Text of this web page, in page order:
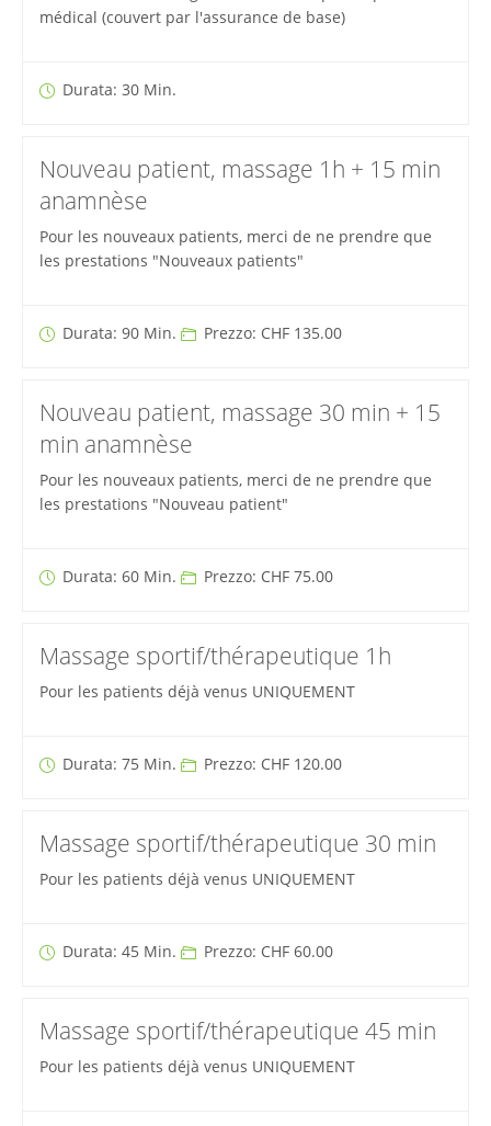
médical (couvert par l'assurance de base)
Durata: 30 Min.
Nouveau patient, massage 1h + 15 min
anamnèse
Pour les nouveaux patients, merci de ne prendre que
les prestations "Nouveaux patients"
Durata: 90 Min. Prezzo: CHF 135.00
Nouveau patient, massage 30 min + 15
min anamnèse
Pour les nouveaux patients, merci de ne prendre que
les prestations "Nouveau patient"
Durata: 60 Min. Prezzo: CHF 75.00
Massage sportif/thérapeutique 1h
Pour les patients déjà venus UNIQUEMENT
Durata: 75 Min. Prezzo: CHF 120.00
Massage sportif/thérapeutique 30 min
Pour les patients déjà venus UNIQUEMENT
Durata: 45 Min. Prezzo: CHF 60.00
Massage sportif/thérapeutique 45 min
Pour les patients déjà venus UNIQUEMENT